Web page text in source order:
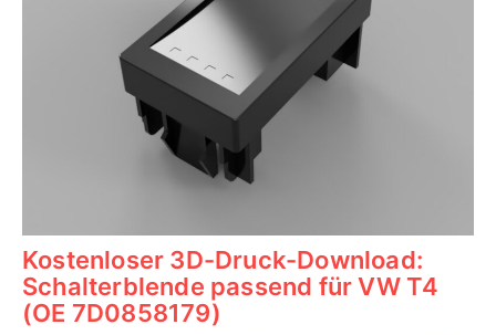
Kostenloser 3D-Druck-Download:
Schalterblende passend für VW T4
(OE 7D0858179)